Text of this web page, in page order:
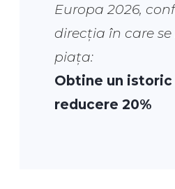
Europa 2026,
direcția în care
piața:
Obtine un istoric
reducere 20%